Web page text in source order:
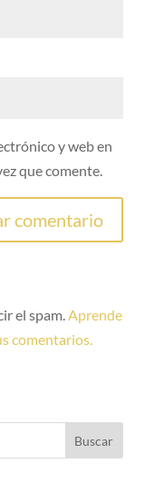
y web en
que comente.
el spam.Aprende
comentarios.